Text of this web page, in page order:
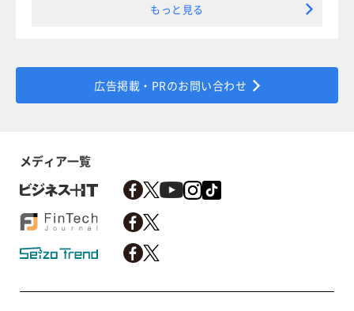
もっと見る
広告掲載・PRのお問い合わせ
メディア一覧